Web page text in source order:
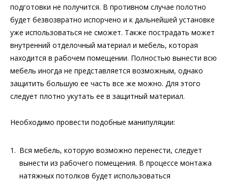
подготовки не получится. В противном случае полотно
будет безвозвратно испорчено и к дальнейшей установке
уже использоваться не сможет. Также пострадать может
внутренний отделочный материал и мебель, которая
находится в рабочем помещении. Полностью вынести всю
мебель иногда не представляется возможным, однако
защитить большую ее часть все же можно. Для этого
следует плотно укутать ее в защитный материал.
Необходимо провести подобные манипуляции:
Вся мебель, которую возможно перенести, следует
вынести из рабочего помещения. В процессе монтажа
натяжных потолков будет использоваться